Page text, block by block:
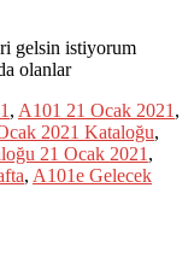
gelsin istiyorum
olanlar
, A101 21 Ocak 2021 ,
2021 Kataloğu,
21 Ocak 2021 ,
, A101e Gelecek